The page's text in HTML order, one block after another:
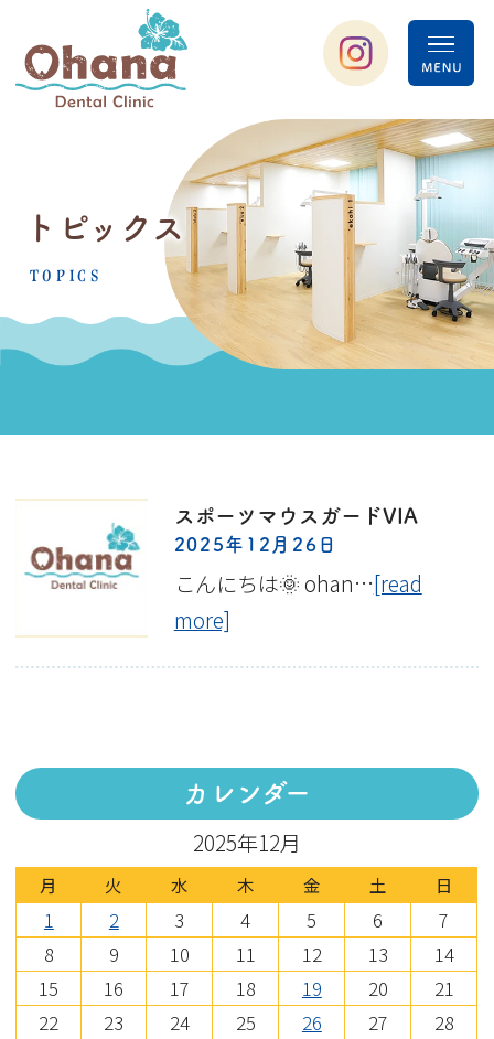
トピックス
TOPICS
スポーツマウスガードVIA
2025年12月26日
こんにちは🌞 ohan…[read
more]
カレンダー
2025年12月
月 火 水 木 金 土 日
1 2 3 4 5 6
7
8
9 10 11 12 13
14
15
16 17 18 19 20
21
22
23 24 25 26 27
28